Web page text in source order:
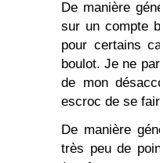
De manière
sur un compte
pour certains
boulot. Je ne
de mon
escroc de se
De manière
très peu de